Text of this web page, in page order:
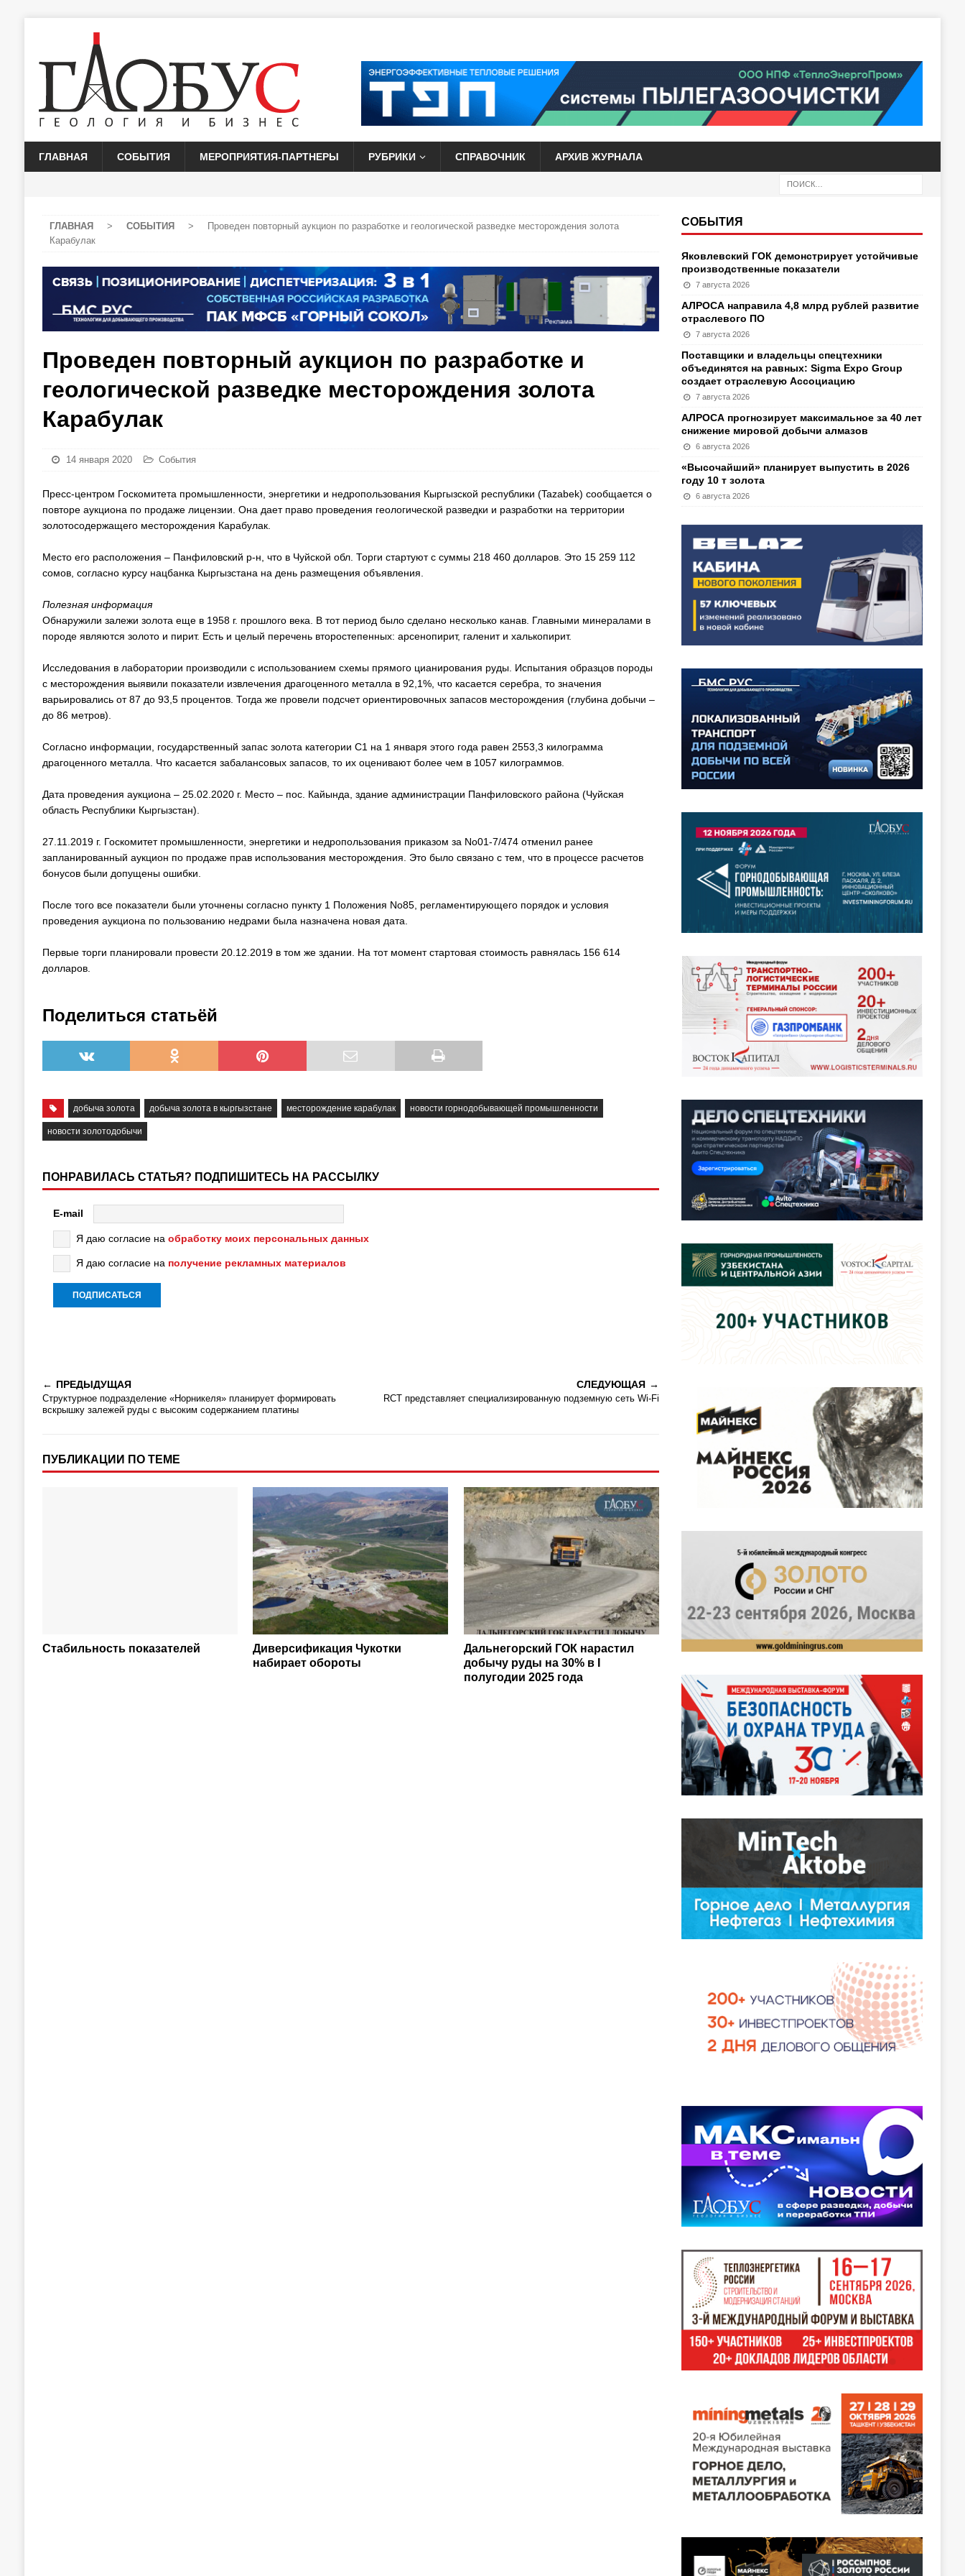
ГЛАВНАЯ СОБЫТИЯ МЕРОПРИЯТИЯ-ПАРТНЕРЫ РУБРИКИ СПРАВОЧНИК АРХИВ ЖУРНАЛА
ГЛАВНАЯ > СОБЫТИЯ >
Проведен повторный аукцион по разработке и геологической разведке месторождения золота
Карабулак
Проведен повторный аукцион по разработке и
геологической разведке месторождения золота
Карабулак
14 января 2020 События
Пресс-центром Госкомитета промышленности, энергетики и недропользования Кыргызской республики (Tazabek) сообщается о
повторе аукциона по продаже лицензии. Она дает право проведения геологической разведки и разработки на территории
золотосодержащего месторождения Карабулак.
Место его расположения – Панфиловский р-н, что в Чуйской обл. Торги стартуют с суммы 218 460 долларов. Это 15 259 112
сомов, согласно курсу нацбанка Кыргызстана на день размещения объявления.
Полезная информация
Обнаружили залежи золота еще в 1958 г. прошлого века. В тот период было сделано несколько канав. Главными минералами в
породе являются золото и пирит. Есть и целый перечень второстепенных: арсенопирит, галенит и халькопирит.
Исследования в лаборатории производили с использованием схемы прямого цианирования руды. Испытания образцов породы
с месторождения выявили показатели извлечения драгоценного металла в 92,1%, что касается серебра, то значения
варьировались от 87 до 93,5 процентов. Тогда же провели подсчет ориентировочных запасов месторождения (глубина добычи –
до 86 метров).
Согласно информации, государственный запас золота категории C1 на 1 января этого года равен 2553,3 килограмма
драгоценного металла. Что касается забалансовых запасов, то их оценивают более чем в 1057 килограммов.
Дата проведения аукциона – 25.02.2020 г. Место – пос. Кайында, здание администрации Панфиловского района (Чуйская
область Республики Кыргызстан).
27.11.2019 г. Госкомитет промышленности, энергетики и недропользования приказом за No01-7/474 отменил ранее
запланированный аукцион по продаже прав использования месторождения. Это было связано с тем, что в процессе расчетов
бонусов были допущены ошибки.
После того все показатели были уточнены согласно пункту 1 Положения No85, регламентирующего порядок и условия
проведения аукциона по пользованию недрами была назначена новая дата.
Первые торги планировали провести 20.12.2019 в том же здании. На тот момент стартовая стоимость равнялась 156 614
долларов.
Поделиться статьёй
добыча золота добыча золота в кыргызстане месторождение карабулак новости горнодобывающей промышленности
новости золотодобычи
ПОНРАВИЛАСЬ СТАТЬЯ? ПОДПИШИТЕСЬ НА РАССЫЛКУ
E-mail
Я даю согласие на обработку моих персональных данных
Я даю согласие на получение рекламных материалов
ПРЕДЫДУЩАЯ
Структурное подразделение «Норникеля» планирует формировать
вскрышку залежей руды с высоким содержанием платины
СЛЕДУЮЩАЯ
RCT представляет специализированную подземную сеть Wi-Fi
ПУБЛИКАЦИИ ПО ТЕМЕ
Стабильность показателей
Диверсификация Чукотки
набирает обороты
Дальнегорский ГОК нарастил
добычу руды на 30% в I
полугодии 2025 года
СОБЫТИЯ
Яковлевский ГОК демонстрирует устойчивые
производственные показатели
7 августа 2026
АЛРОСА направила 4,8 млрд рублей развитие
отраслевого ПО
7 августа 2026
Поставщики и владельцы спецтехники
объединятся на равных: Sigma Expo Group
создает отраслевую Ассоциацию
7 августа 2026
АЛРОСА прогнозирует максимальное за 40 лет
снижение мировой добычи алмазов
6 августа 2026
«Высочайший» планирует выпустить в 2026
году 10 т золота
6 августа 2026